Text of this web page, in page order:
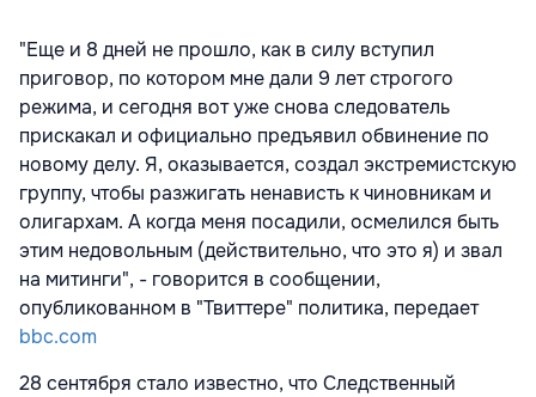
"Еще и 8 дней не прошло, как в силу вступил
приговор, по котором мне дали 9 лет строгого
режима, и сегодня вот уже снова следователь
прискакал и официально предъявил обвинение по
новому делу. Я, оказывается, создал экстремистскую
группу, чтобы разжигать ненависть к чиновникам и
олигархам. А когда меня посадили, осмелился быть
этим недовольным (действительно, что это я) и звал
на митинги", - говорится в сообщении,
опубликованном в "Твиттере" политика, передает
bbc.com
28 сентября стало известно, что Следственный